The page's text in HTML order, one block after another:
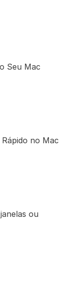
Seu Mac
no Mac
ou